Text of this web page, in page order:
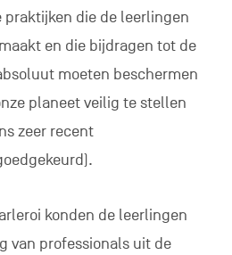
praktijken die de leerlingen
en die bijdragen tot de
moeten beschermen
planeet veilig te stellen
zeer recent
konden de leerlingen
van professionals uit de